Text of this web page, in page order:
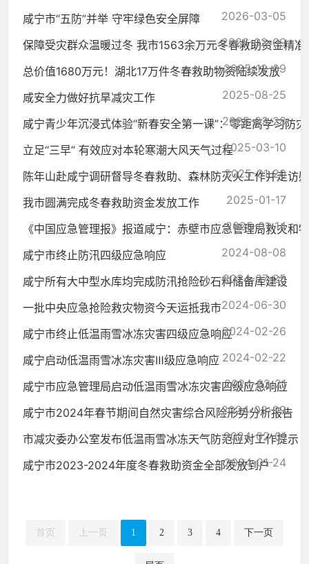
咸宁市“五防”并举 守牢绿色安全屏障 2026-03-05
保障受灾群众温暖过冬 我市1563余万元冬春救助资金精准
2026-02-09
总价值1680万元！湖北17万件冬春救助物资陆续发放
2025-12-09
咸安全力做好抗旱减灾工作 2025-08-25
咸宁青少年沉浸式体验“新春安全第一课”：零距离学习防
2025-03-28
立足“三早” 有效应对本轮寒潮大风天气过程2025-03-10
陈年山赴咸宁调研督导冬春救助、森林防灭火工作并走访
2025-01-20
我市圆满完成冬春救助资金发放工作 2025-01-17
《中国应急管理报》报道咸宁：赤壁市应急管理局救灾和
2025-01-14
咸宁市终止防汛四级应急响应 2024-08-08
咸宁所有大中型水库均完成防汛抢险砂石料储备库建设
2024-07-25
一批中央应急抢险救灾物资今天运抵我市2024-06-30
咸宁市终止低温雨雪冰冻灾害四级应急响应2024-02-26
咸宁启动低温雨雪冰冻灾害Ⅲ级应急响应 2024-02-22
咸宁市应急管理局启动低温雨雪冰冻灾害四级应急响应
2024-02-21
咸宁市2024年春节期间自然灾害综合风险形势分析报告
2024-02-09
市减灾委办公室发布低温雨雪冰冻天气防范应对工作提示
2024-02-01
咸宁市2023-2024年度冬春救助资金全部发放到户
2024-01-24
首页 上一页 1 2 3 4 下一页